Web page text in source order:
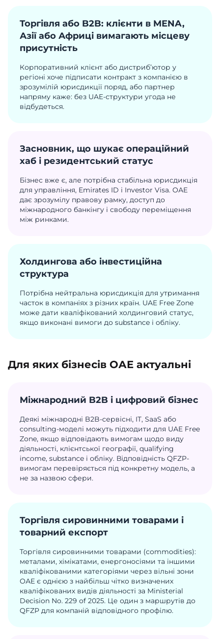
Торгівля або B2B: клієнти в MENA,
Азії або Африці вимагають місцеву
присутність
Корпоративний клієнт або дистриб’ютор у
регіоні хоче підписати контракт з компанією в
зрозумілій юрисдикції поряд, або партнер
напряму каже: без UAE-структури угода не
відбудеться.
Засновник, що шукає операційний
хаб і резидентський статус
Бізнес вже є, але потрібна стабільна юрисдикція
для управління, Emirates ID і Investor Visa. ОАЕ
дає зрозумілу правову рамку, доступ до
міжнародного банкінгу і свободу переміщення
між ринками.
Холдингова або інвестиційна
структура
Потрібна нейтральна юрисдикція для утримання
часток в компаніях з різних країн. UAE Free Zone
може дати кваліфікований холдинговий статус,
якщо виконані вимоги до substance і обліку.
Для яких бізнесів ОАЕ актуальні
Міжнародний B2B і цифровий бізнес
Деякі міжнародні B2B-сервісні, IT, SaaS або
consulting-моделі можуть підходити для UAE Free
Zone, якщо відповідають вимогам щодо виду
діяльності, клієнтської географії, qualifying
income, substance і обліку. Відповідність QFZP-
вимогам перевіряється під конкретну модель, а
не за назвою сфери.
Торгівля сировинними товарами і
товарний експорт
Торгівля сировинними товарами (commodities):
металами, хімікатами, енергоносіями та іншими
кваліфікованими категоріями через вільні зони
ОАЕ є однією з найбільш чітко визначених
кваліфікованих видів діяльності за Ministerial
Decision No. 229 of 2025. Це один з маршрутів до
QFZP для компаній відповідного профілю.